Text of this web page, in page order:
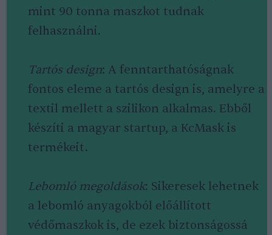
mint 90 tonna maszkot tudnak
felhasználni.
Tartós design: A fenntarthatóságnak
fontos eleme a tartós design is, amelyre a
textil mellett a szilikon alkalmas. Ebből
készíti a magyar startup, a KcMask is
termékeit.
Lebomló megoldások: Sikeresek lehetnek
a lebomló anyagokból előállított
védőmaszkok is, de ezek biztonságossá